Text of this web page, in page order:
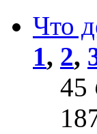
Что
1, 2,
45